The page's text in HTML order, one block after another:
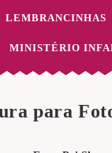
LEMBRANCINHAS
MINISTÉRIO
para